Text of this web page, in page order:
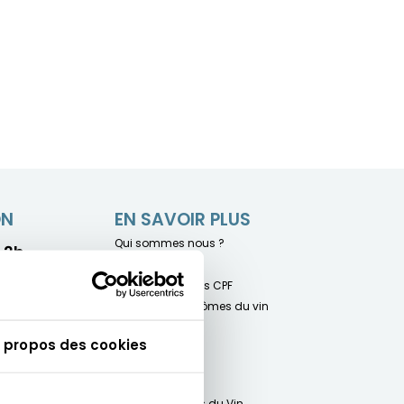
propos des cookies
EN SAVOIR PLUS
Qui sommes nous ?
Nos certifications CPF
Les coffrets d'arômes du vin
Contact